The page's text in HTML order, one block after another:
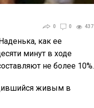
0 0 437
как ее
минут в ходе
не более 10%.
живым в